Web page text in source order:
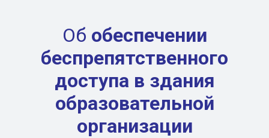
Об обеспечении
беспрепятственного
доступа в здания
образовательной
организации